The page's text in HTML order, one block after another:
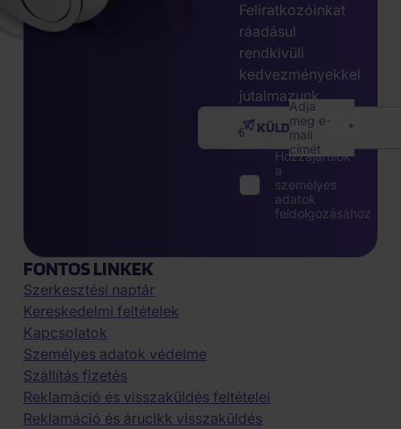
Feliratkozóinkat
ráadásul
rendkívüli
kedvezményekkel
jutalmazunk.
Adja
meg e-
mail
címét
KÜLDÉS
Hozzájárulok
a
személyes
adatok
feldolgozásához
FONTOS LINKEK
Szerkesztési naptár
Kereskedelmi feltételek
Kapcsolatok
Személyes adatok védelme
Szállítás fizetés
Reklamáció és visszaküldés feltételei
Reklamáció és árucikk visszaküldés